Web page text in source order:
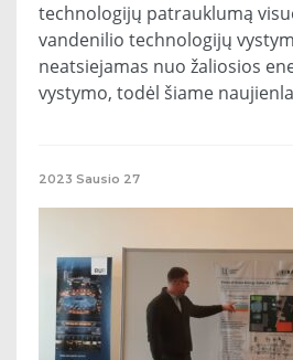
technologijų patrauklumą
vandenilio technologijų
neatsiejamas nuo žaliosios
vystymo, todėl šiame
2023 Sausio 27